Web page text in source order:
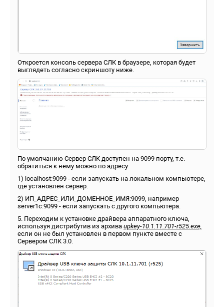
Откроется консоль сервера СЛК в браузере, которая будет
выглядеть согласно скриншоту ниже.
По умолчанию Сервер СЛК доступен на 9099 порту, т.е.
обратиться к нему можно по адресу:
1) localhost:9099 - если запускать на локальном компьютере,
где установлен сервер.
2) ИП_АДРЕС_ИЛИ_ДОМЕННОЕ_ИМЯ:9099, например
server1c:9099 - если запускать с другого компьютера.
5. Переходим к установке драйвера аппаратного ключа,
используя дистрибутив из архива upkey-10.1.11.701-r525.exe,
если он не был установлен в первом пункте вместе с
Сервером СЛК 3.0.